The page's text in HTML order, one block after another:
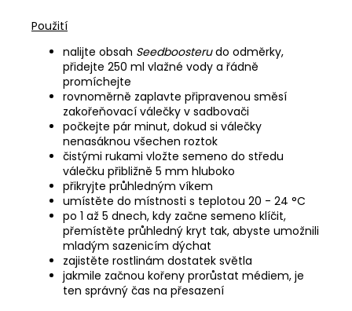
Použití
nalijte obsah Seedboosterudo odměrky,
přidejte 250 ml vlažné vody a řádně
promíchejte
rovnoměrně zaplavte připravenou směsí
zakořeňovací válečky v sadbovači
počkejte pár minut, dokud si válečky
nenasáknou všechen roztok
čistými rukami vložte semeno do středu
válečku přibližně 5 mm hluboko
přikryjte průhledným víkem
umístěte do místnosti s teplotou 20 - 24 °C
po 1 až 5 dnech, kdy začne semeno klíčit,
přemístěte průhledný kryt tak, abyste umožnili
mladým sazenicím dýchat
zajistěte rostlinám dostatek světla
jakmile začnou kořeny prorůstat médiem, je
ten správný čas na přesazení